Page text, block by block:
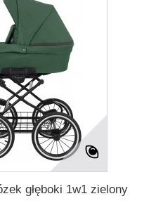
głęboki 1w1 zielony